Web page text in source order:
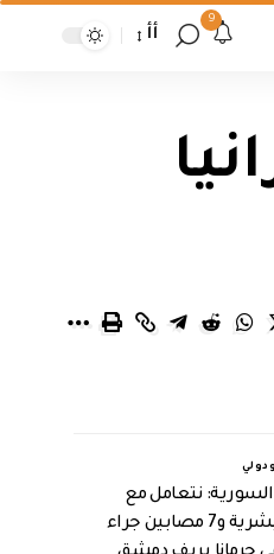
9
أأ
نتعامل مع
أشلاء بشرية و7 مصابين جراء